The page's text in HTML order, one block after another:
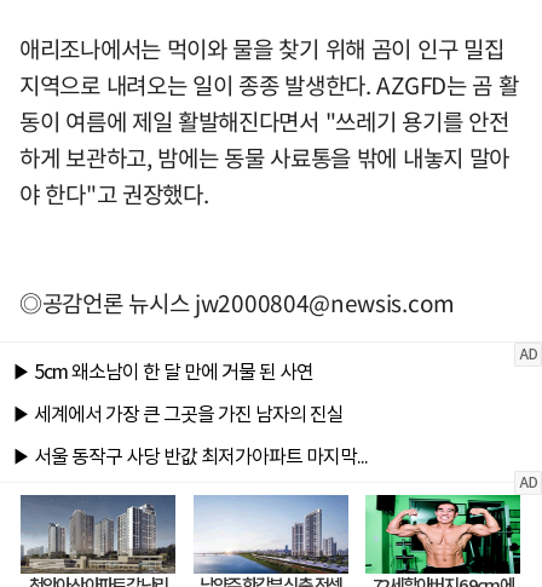
애리조나에서는 먹이와 물을 찾기 위해 곰이 인구 밀집
지역으로 내려오는 일이 종종 발생한다. AZGFD는 곰 활
동이 여름에 제일 활발해진다면서 "쓰레기 용기를 안전
하게 보관하고, 밤에는 동물 사료통을 밖에 내놓지 말아
야 한다"고 권장했다.
◎공감언론 뉴시스jw2000804@newsis.com